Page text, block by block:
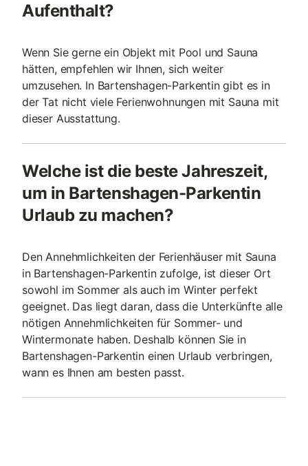
Aufenthalt?
Wenn Sie gerne ein Objekt mit Pool und Sauna
hätten, empfehlen wir Ihnen, sich weiter
umzusehen. In Bartenshagen-Parkentin gibt es in
der Tat nicht viele Ferienwohnungen mit Sauna mit
dieser Ausstattung.
Welche ist die beste Jahreszeit,
um in Bartenshagen-Parkentin
Urlaub zu machen?
Den Annehmlichkeiten der Ferienhäuser mit Sauna
in Bartenshagen-Parkentin zufolge, ist dieser Ort
sowohl im Sommer als auch im Winter perfekt
geeignet. Das liegt daran, dass die Unterkünfte alle
nötigen Annehmlichkeiten für Sommer- und
Wintermonate haben. Deshalb können Sie in
Bartenshagen-Parkentin einen Urlaub verbringen,
wann es Ihnen am besten passt.